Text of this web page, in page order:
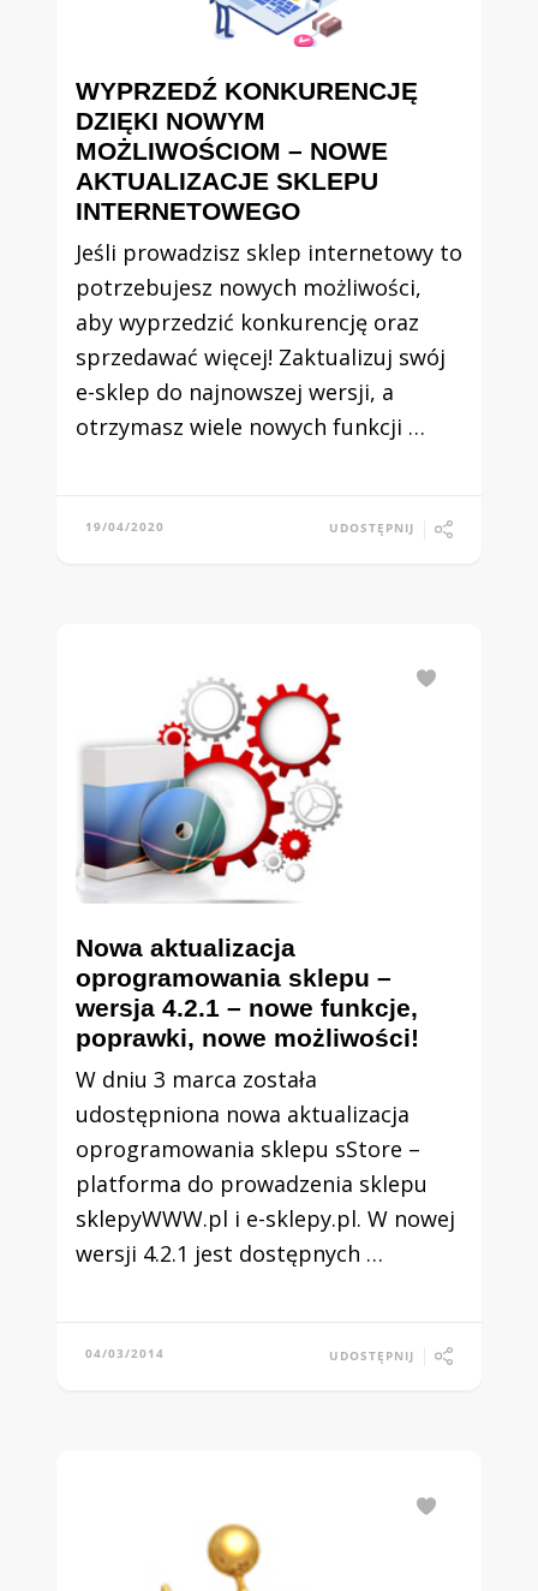
WYPRZEDŹ KONKURENCJĘ
DZIĘKI NOWYM
MOŻLIWOŚCIOM – NOWE
AKTUALIZACJE SKLEPU
INTERNETOWEGO
Jeśli prowadzisz sklep internetowy to
potrzebujesz nowych możliwości,
aby wyprzedzić konkurencję oraz
sprzedawać więcej! Zaktualizuj swój
e-sklep do najnowszej wersji, a
otrzymasz wiele nowych funkcji …
19/04/2020 UDOSTĘPNIJ
Nowa aktualizacja
oprogramowania sklepu –
wersja 4.2.1 – nowe funkcje,
poprawki, nowe możliwości!
W dniu 3 marca została
udostępniona nowa aktualizacja
oprogramowania sklepu sStore –
platforma do prowadzenia sklepu
sklepyWWW.pl i e-sklepy.pl. W nowej
wersji 4.2.1 jest dostępnych …
04/03/2014 UDOSTĘPNIJ